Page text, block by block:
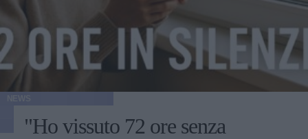
"Ho vissuto 72 ore senza